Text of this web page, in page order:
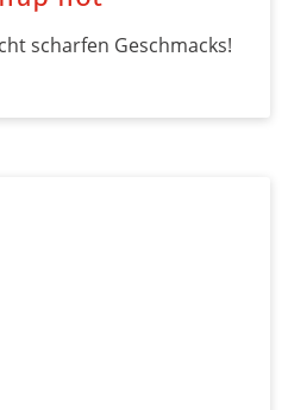
scharfen Geschmacks!